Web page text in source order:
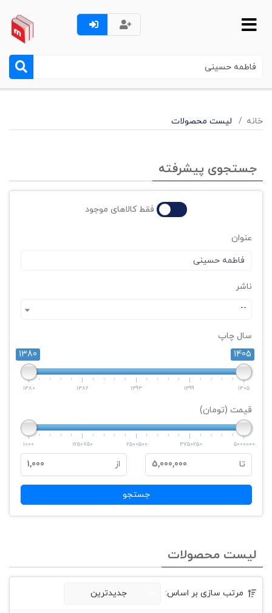
خانه لیست محصولات
جستجوی پیشرفته
فقط کالاهای موجود
عنوان
ناشر
--
سال چاپ
1380
1405
1380 1386 1393 1399 1405
قیمت (تومان)
1000 1250750 2500500 3750250 5000000
تا 5,000,000 از 1,000
جستجو
لیست محصولات
مرتب سازی بر اساس: جدیدترین